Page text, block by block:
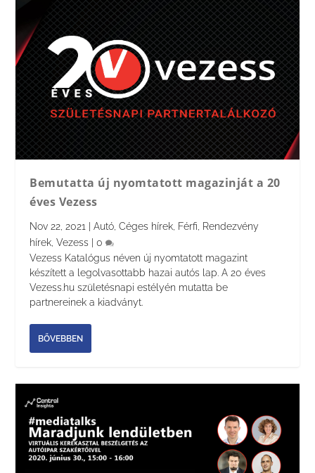
Bemutatta új nyomtatott magazinját a 20
éves Vezess
Nov 22, 2021 |Autó,Céges hírek, Férfi, Rendezvény
hírek,Vezess |0
Vezess Katalógus néven új nyomtatott magazint
készített a legolvasottabb hazai autós lap. A 20 éves
Vezess.hu születésnapi estélyén mutatta be
partnereinek a kiadványt.
BŐVEBBEN